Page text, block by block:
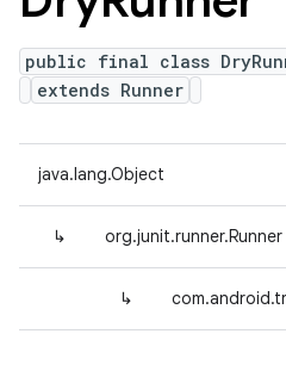
public final class
extends Runner
java.lang.Object
↳ org.junit.runner.Runner
↳